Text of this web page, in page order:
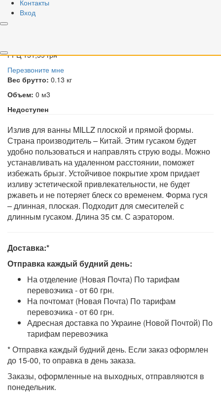
Контакты
Вход
022
Вариант
РРЦ 151,59 грн
Перезвоните мне
Вес брутто: 0.13 кг
Объем: 0 м3
Недоступен
Излив для ванны MILLZ плоской и прямой формы.
Страна производитель – Китай. Этим гусаком будет
удобно пользоваться и направлять струю воды. Можно
устанавливать на удаленном расстоянии, поможет
избежать брызг. Устойчивое покрытие хром придает
изливу эстетической привлекательности, не будет
ржаветь и не потеряет блеск со временем. Форма гуся
– длинная, плоская. Подходит для смесителей с
длинным гусаком. Длина 35 см. С аэратором.
Доставка:*
Отправка каждый будний день:
На отделение (Новая Почта) По тарифам
перевозчика - от 60 грн.
На почтомат (Новая Почта) По тарифам
перевозчика - от 60 грн.
Адресная доставка по Украине (Новой Почтой) По
тарифам перевозчика
* Отправка каждый будний день. Если заказ оформлен
до 15-00, то оправка в день заказа.
Заказы, оформленные на выходных, отправляются в
понедельник.